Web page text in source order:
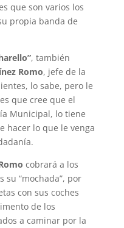
que son varios los
propia banda de
, también
Romo, jefe de la
lo sabe, pero le
que cree que el
Municipal, lo tiene
hacer lo que le venga
cobrará a los
su “mochada”, por
con sus coches
de los
a caminar por la